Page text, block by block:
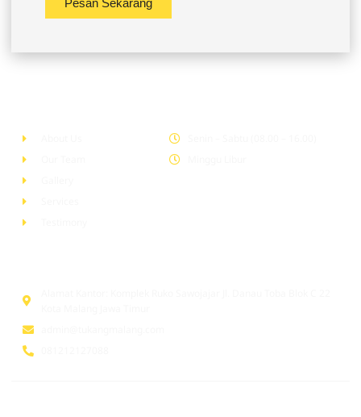
Pesan Sekarang